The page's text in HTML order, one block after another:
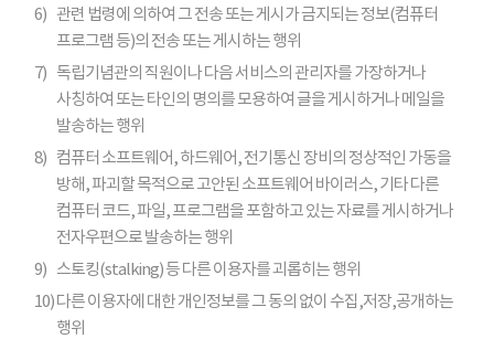
6) 관련 법령에 의하여 그 전송 또는 게시가 금지되는 정보(컴퓨터
프로그램 등)의 전송 또는 게시하는 행위
7) 독립기념관의 직원이나 다음 서비스의 관리자를 가장하거나
사칭하여 또는 타인의 명의를 모용하여 글을 게시하거나 메일을
발송하는 행위
8) 컴퓨터 소프트웨어, 하드웨어, 전기통신 장비의 정상적인 가동을
방해, 파괴할 목적으로 고안된 소프트웨어 바이러스, 기타 다른
컴퓨터 코드, 파일, 프로그램을 포함하고 있는 자료를 게시하거나
전자우편으로 발송하는 행위
9) 스토킹(stalking) 등 다른 이용자를 괴롭히는 행위
10)다른 이용자에 대한 개인정보를 그 동의 없이 수집,저장,공개하는
행위